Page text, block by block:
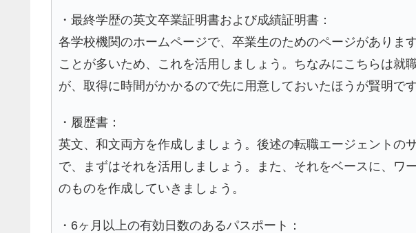
・最終学歴の英文卒業証明書および成績証明書：
各学校機関のホームページで、卒業生のためのページがありま
ことが多いため、これを活用しましょう。ちなみにこちらは就
が、取得に時間がかかるので先に用意しておいたほうが賢明です
・履歴書：
英文、和文両方を作成しましょう。後述の転職エージェントの
で、まずはそれを活用しましょう。また、それをベースに、ワ
のものを作成していきましょう。
・6ヶ月以上の有効日数のあるパスポート：